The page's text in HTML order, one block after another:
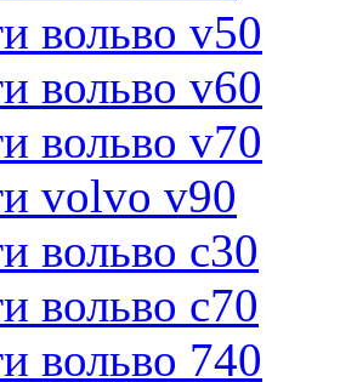
вольво v50
вольво v60
вольво v70
volvo v90
вольво c30
вольво c70
вольво 740